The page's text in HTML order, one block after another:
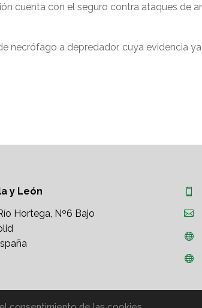
cuenta con el seguro contra ataques de
necrófago a depredador, cuya evidencia
y León
Hortega, Nº6 Bajo







